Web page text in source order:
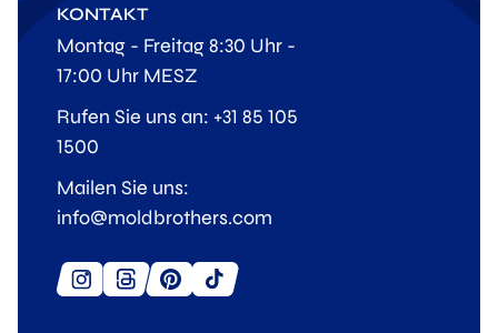
KONTAKT
Montag - Freitag 8:30 Uhr -
17:00 Uhr MESZ
Rufen Sie uns an: +31 85 105
1500
Mailen Sie uns:
info@moldbrothers.com